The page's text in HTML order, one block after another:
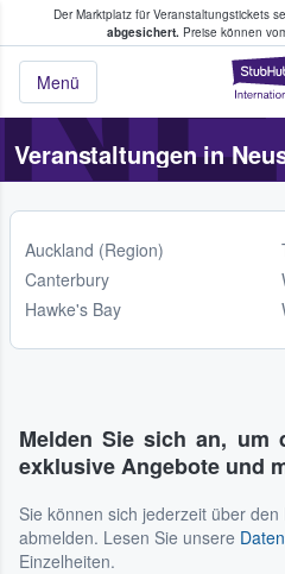
Der Marktplatz für Veranstaltungstickets
abgesichert.Preise können
Menü
Tickets kaufen &
Veranstaltungen in
Auckland (Region)
Canterbury
Hawke's Bay
Melden Sie sich an, um
exklusive Angebote und
Sie können sich jederzeit über
abmelden. Lesen Sie unsere
Einzelheiten.